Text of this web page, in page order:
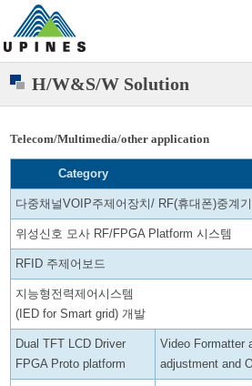
H/W&S/W Solution
Telecom/Multimedia/other application
Category
다중채널VOIP주제어장치/ RF(휴대폰)중계
위성신호 모사 RF/FPGA Platform 시스템
RFID 주제어보드
지능형전력제어시스템
(IED for Smart grid) 개발
Dual TFT LCD Driver
FPGA Proto platform
Video Formatter
adjustment and